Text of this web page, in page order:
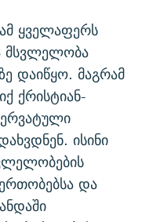
ყველაფერს
მსვლელობა
დაიწყო. მაგრამ
ქრისტიან-
ისინი
და